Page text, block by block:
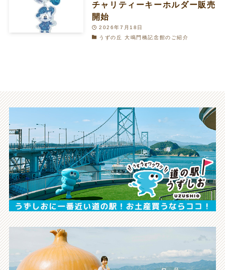
チャリティーキーホルダー販売
開始
2026年7月18日
うずの丘 大鳴門橋記念館のご紹介